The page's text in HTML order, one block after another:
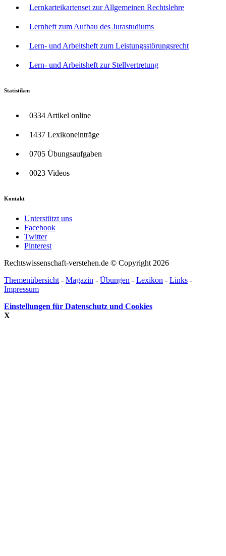
Lernkarteikartenset zur Allgemeinen Rechtslehre
Lernheft zum Aufbau des Jurastudiums
Lern- und Arbeitsheft zum Leistungsstörungsrecht
Lern- und Arbeitsheft zur Stellvertretung
Statistiken
0334 Artikel online
1437 Lexikoneinträge
0705 Übungsaufgaben
0023 Videos
Kontakt
Unterstützt uns
Facebook
Twitter
Pinterest
Rechtswissenschaft-verstehen.de © Copyright 2026
Themenübersicht - Magazin - Übungen - Lexikon - Links -
Impressum
Einstellungen für Datenschutz und Cookies
X